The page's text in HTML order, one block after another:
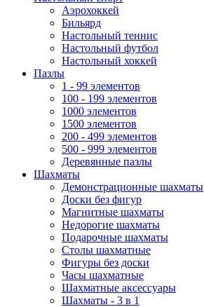
Аэрохоккей
Бильярд
Настольный теннис
Настольный футбол
Настольный хоккей
Пазлы
1 - 99 элементов
100 - 199 элементов
1000 элементов
1500 элементов
200 - 499 элементов
500 - 999 элементов
Деревянные пазлы
Шахматы
Демонстрационные шахматы
Доски без фигур
Магнитные шахматы
Недорогие шахматы
Подарочные шахматы
Столы шахматные
Фигуры без доски
Часы шахматные
Шахматные аксессуары
Шахматы - 3 в 1